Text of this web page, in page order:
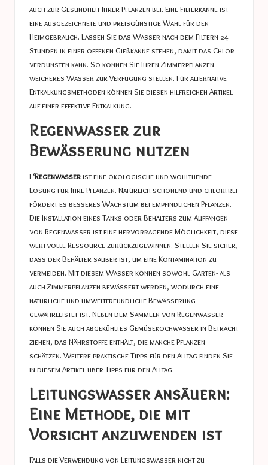
auch zur Gesundheit Ihrer Pflanzen bei. Eine Filterkanne ist
eine ausgezeichnete und preisgünstige Wahl für den
Heimgebrauch. Lassen Sie das Wasser nach dem Filtern 24
Stunden in einer offenen Gießkanne stehen, damit das Chlor
verdunsten kann. So können Sie Ihren Zimmerpflanzen
weicheres Wasser zur Verfügung stellen. Für alternative
Entkalkungsmethoden können Sie diesen hilfreichen Artikel
auf einereffektive Entkalkung.
Regenwasser zur
Bewässerung nutzen
L‘Regenwasserist eine ökologische und wohltuende
Lösung für Ihre Pflanzen. Natürlich schonend und chlorfrei
fördert es besseres Wachstum bei empfindlichen Pflanzen.
Die Installation eines Tanks oder Behälters zum Auffangen
von Regenwasser ist eine hervorragende Möglichkeit, diese
wertvolle Ressource zurückzugewinnen. Stellen Sie sicher,
dass der Behälter sauber ist, um eine Kontamination zu
vermeiden. Mit diesem Wasser können sowohl Garten- als
auch Zimmerpflanzen bewässert werden, wodurch eine
natürliche und umweltfreundliche Bewässerung
gewährleistet ist. Neben dem Sammeln von Regenwasser
können Sie auch abgekühltes Gemüsekochwasser in Betracht
ziehen, das Nährstoffe enthält, die manche Pflanzen
schätzen. Weitere praktische Tipps für den Alltag finden Sie
in diesem Artikel über Tipps für den Alltag.
Leitungswasser ansäuern:
Eine Methode, die mit
Vorsicht anzuwenden ist
Falls die Verwendung von Leitungswasser nicht zu